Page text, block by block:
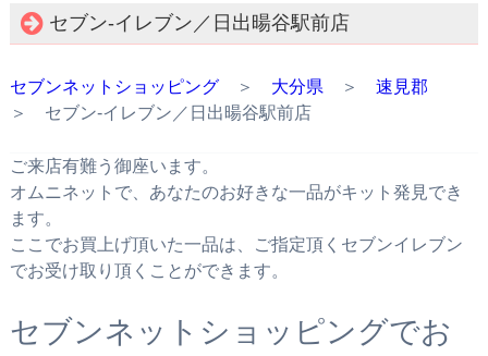
セブン‐イレブン／日出暘谷駅前店
セブンネットショッピング＞ 大分県 ＞ 速見郡
＞ セブン‐イレブン／日出暘谷駅前店
ご来店有難う御座います。
オムニネットで、あなたのお好きな一品がキット発見でき
ます。
ここでお買上げ頂いた一品は、ご指定頂くセブンイレブン
でお受け取り頂くことができます。
セブンネットショッピングでお